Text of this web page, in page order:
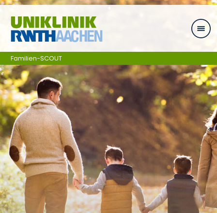
Zum Inhalt springen
Familien-SCOUT